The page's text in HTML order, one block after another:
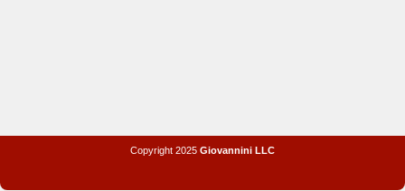
Copyright 2025 Giovannini LLC